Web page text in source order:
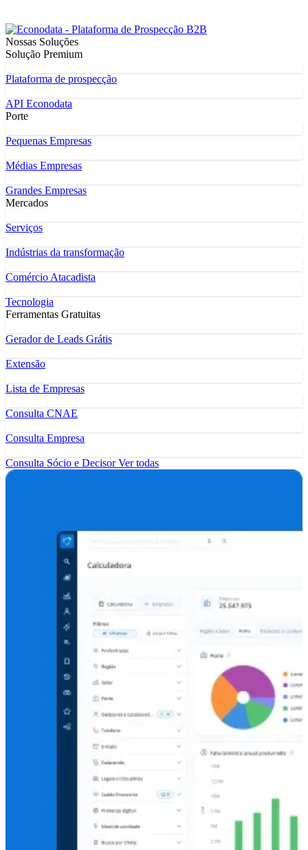
Nossas Soluções
Solução Premium
Plataforma de prospecção
API Econodata
Porte
Pequenas Empresas
Médias Empresas
Grandes Empresas
Mercados
Serviços
Indústrias da transformação
Comércio Atacadista
Tecnologia
Ferramentas Gratuitas
Gerador de Leads Grátis
Extensão
Lista de Empresas
Consulta CNAE
Consulta Empresa
Consulta Sócio e DecisorVer todas